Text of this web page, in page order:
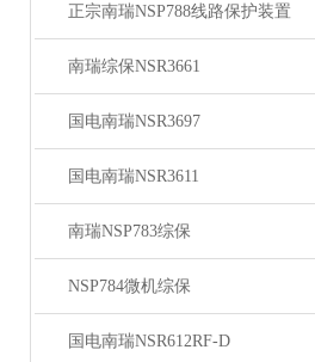
正宗南瑞NSP788线路保护装置
南瑞综保NSR3661
国电南瑞NSR3697
国电南瑞NSR3611
南瑞NSP783综保
NSP784微机综保
国电南瑞NSR612RF-D